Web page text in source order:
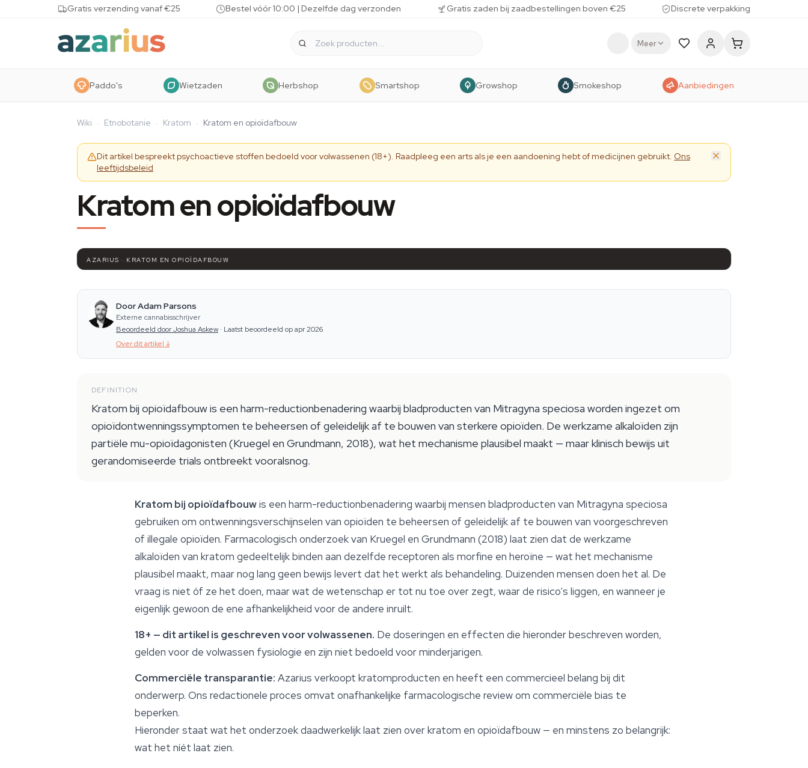
Skip to content Gratis verzending vanaf €25 Bestel vóór 10:00 | Dezelfde dag verzonden Gratis zaden bij zaadbestellingen boven €25 Discrete verpakking
Meer
Paddo's Wietzaden Herbshop Smartshop Growshop Smokeshop Aanbiedingen
Wiki · Etnobotanie · Kratom · Kratom en opioïdafbouw
Dit artikel bespreekt psychoactieve stoffen bedoeld voor volwassenen (18+). Raadpleeg een arts als je een aandoening hebt of medicijnen gebruikt. Ons
leeftijdsbeleid
Kratom en opioïdafbouw
AZARIUS · KRATOM EN OPIOÏDAFBOUW
Door Adam Parsons
Externe cannabisschrijver
Beoordeeld door Joshua Askew · Laatst beoordeeld op apr 2026
Over dit artikel ↓
DEFINITION
Kratom bij opioïdafbouw is een harm-reductionbenadering waarbij bladproducten van Mitragyna speciosa worden ingezet om
opioïdontwenningssymptomen te beheersen of geleidelijk af te bouwen van sterkere opioïden. De werkzame alkaloïden zijn
partiële mu-opioïdagonisten (Kruegel en Grundmann, 2018), wat het mechanisme plausibel maakt — maar klinisch bewijs uit
gerandomiseerde trials ontbreekt vooralsnog.
Kratom bij opioïdafbouwis een harm-reductionbenadering waarbij mensen bladproducten van Mitragyna speciosa
gebruiken om ontwenningsverschijnselen van opioïden te beheersen of geleidelijk af te bouwen van voorgeschreven
of illegale opioïden. Farmacologisch onderzoek van Kruegel en Grundmann (2018) laat zien dat de werkzame
alkaloïden van kratom gedeeltelijk binden aan dezelfde receptoren als morfine en heroïne — wat het mechanisme
plausibel maakt, maar nog lang geen bewijs levert dat het werkt als behandeling. Duizenden mensen doen het al. De
vraag is niet óf ze het doen, maar wat de wetenschap er tot nu toe over zegt, waar de risico's liggen, en wanneer je
eigenlijk gewoon de ene afhankelijkheid voor de andere inruilt.
18+ — dit artikel is geschreven voor volwassenen. De doseringen en effecten die hieronder beschreven worden,
gelden voor de volwassen fysiologie en zijn niet bedoeld voor minderjarigen.
Commerciële transparantie: Azarius verkoopt kratomproducten en heeft een commercieel belang bij dit
onderwerp. Ons redactionele proces omvat onafhankelijke farmacologische review om commerciële bias te
beperken.
Hieronder staat wat het onderzoek daadwerkelijk laat zien over kratom en opioïdafbouw — en minstens zo belangrijk:
wat het níét laat zien.